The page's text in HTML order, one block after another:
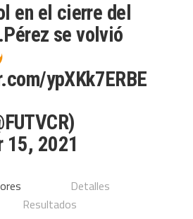
en el cierre del
se volvió
ypXKk7ERBE
15, 2021
Detalles
Resultados